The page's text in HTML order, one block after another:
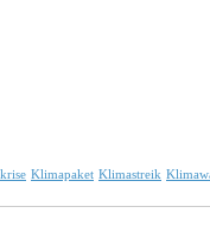
Klimapaket Klimastreik